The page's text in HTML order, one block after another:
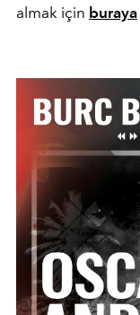
almak için buraya